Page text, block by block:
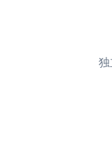
独